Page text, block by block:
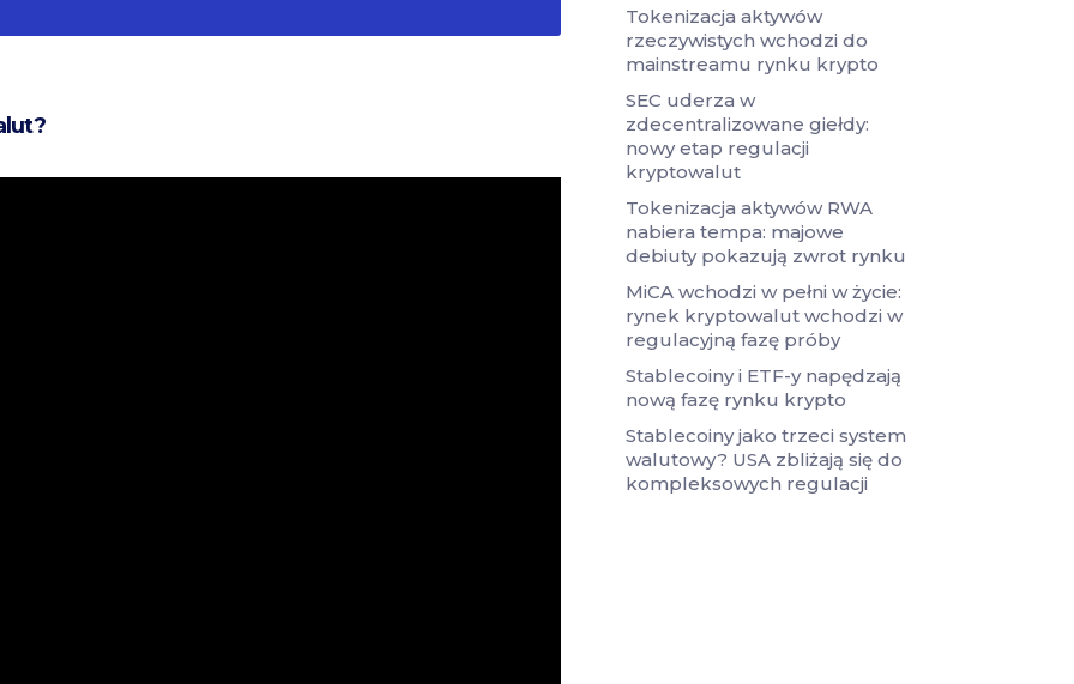
Tokenizacja aktywów
rzeczywistych wchodzi do
mainstreamu rynku krypto
SEC uderza w
zdecentralizowane giełdy:
nowy etap regulacji
kryptowalut
Tokenizacja aktywów RWA
nabiera tempa: majowe
debiuty pokazują zwrot rynku
MiCA wchodzi w pełni w życie:
rynek kryptowalut wchodzi w
regulacyjną fazę próby
Stablecoiny i ETF-y napędzają
nową fazę rynku krypto
Stablecoiny jako trzeci system
walutowy? USA zbliżają się do
kompleksowych regulacji